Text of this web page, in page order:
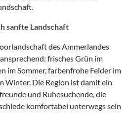
sanfte Landschaft
des Ammerlandes
frisches Grün im
im Sommer, farbenfrohe Felder im
Winter. Die Region ist damit ein
und Ruhesuchende, die
komfortabel unterwegs sein